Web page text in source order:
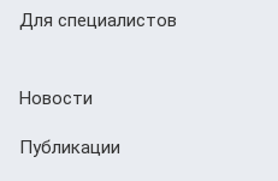
Для специалистов
Новости
Публикации